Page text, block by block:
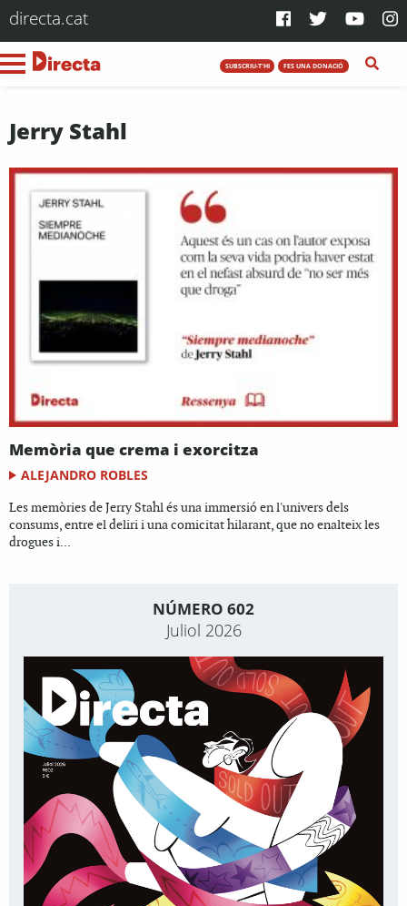
directa.cat
SUBSCRIU-T'HI FES UNA DONACIÓ
Jerry Stahl
Memòria que crema i exorcitza
ALEJANDRO ROBLES
Les memòries de Jerry Stahl és una immersió en l'univers dels
consums, entre el deliri i una comicitat hilarant, que no enalteix les
drogues i...
NÚMERO 602
Juliol 2026